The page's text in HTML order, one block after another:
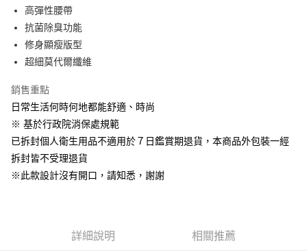
全盈+PAY
大哥付你分期
相關說明
【大哥付你分期使用說明】
2.付款方式選擇「大哥付你分期」，訂單成立後會自動跳轉到大哥付的交易
流程，驗證手機門號後，選擇欲分期的期數、繳款截止日，確認付款後即完
成交易。
3.實際核准額度、可分期數及費用金額請依後續交易確認頁面所載為準。
4.訂單成立30分鐘內，如未前往確認交易或遇審核未通過，訂單將自動取
消。如遇「轉專審核」未通過狀況，表示未達大哥付你分期系統評分，恕無
法說明評估內容。
【繳款方式說明】
相關說明
【關於「AFTEE先享後付」】
AFTEE先享後付是「在收到商品之後才付款」的支付方式。 讓您購物簡單
１．簡單：不需註冊會員、不需綁卡、不需儲值。
２．便利：只要手機號碼，簡訊認證，即可結帳。
３．安心：先確認商品／服務後，再付款。
２．訂單成立數日內，您將收到繳費通知簡訊。
３．收到繳費通知簡訊後14天內，點擊此簡訊中的連結，可透過四大超商／
ATM付款
運送方式
付款後全家取貨
每筆NT$70，滿NT$1,000(含以上)免運費
高彈性腰帶
抗菌除臭功能
修身顯瘦版型
超細莫代爾纖維
銷售重點
日常生活何時何地都能舒適、時尚
※ 基於行政院消保處規範
已拆封個人衛生用品不適用於７日鑑賞期退貨，本商品外包裝一經
拆封皆不受理退貨
※此款設計沒有開口，請知悉，謝謝
詳細說明 相關推薦